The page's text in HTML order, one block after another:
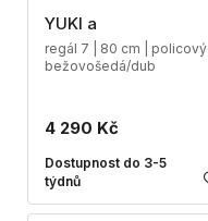
YUKI a
regál 7 | 80 cm | policový |
bežovošedá/dub
4 290 Kč
Dostupnost do 3-5
týdnů